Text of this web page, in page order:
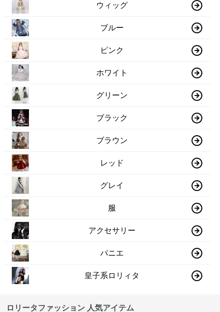
ウィッグ
ブルー
ピンク
ホワイト
グリーン
ブラック
ブラウン
レッド
グレイ
服
アクセサリー
パニエ
皇子系ロリィタ
ロリータファッション 人気アイテム